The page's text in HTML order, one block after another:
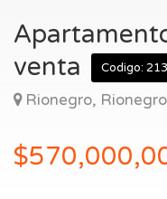
venta
Codigo: 213
Rionegro, Rionegro